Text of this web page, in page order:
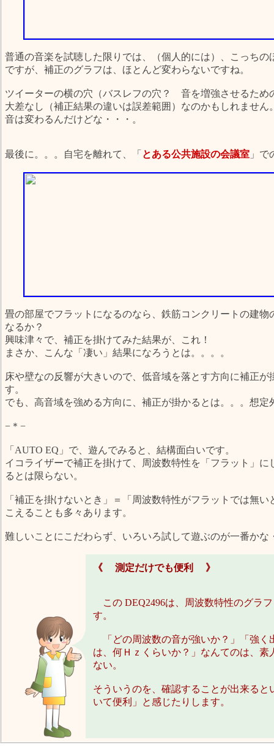
普通の音楽を試聴した限りでは、（個人的には）、こっちの
ですが、補正のグラフは、ほとんど変わらないですね。
ツイーターの横の穴（バスレフの穴？ 音を増強させるため
大差なし（補正結果の違いは誤差範囲）なのかもしれません
音は変わるんだけどな・・・。
最後に。。。自宅を離れて、「 とある公共施設の会議室 」で
畳の部屋でフラットになるのなら、鉄筋コンクリートの建物
なるか？
興味津々で、補正を掛けてみた結果が、これ！
まさか、こんな「凄い」結果になろうとは。。。。
床や壁なの反響が大きいので、低音域を落とす方向に補正
す。
でも、高音域を強める方向に、補正が掛かるとは。。。想定
−＊−
「AUTO EQ」で、遊んでみると、結構面白いです。
イコライザーで補正を掛けて、周波数特性を「フラット」
るとは限らない。
「補正を掛けないとき」＝「周波数特性がフラットでは無
こえることも多々あります。
難しいことにこだわらず、いろいろ試して遊ぶのが一番かな
《 測定だけでも便利 》
この DEQ2496は、周波数特性のグラ
す。
「どの周波数の音が強いか？」「強く
は、何Ｈｚくらいか？」なんてのは、素
ない。
そういうのを、確認することが出来ると
いて便利」と感じたりします。